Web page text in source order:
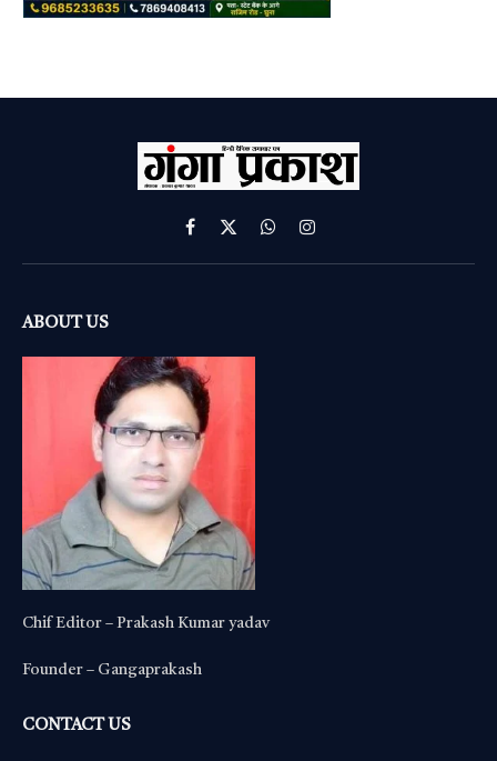
Facebook
X
(Twitter)
WhatsAppInstagram
ABOUT US
Chif Editor – Prakash Kumar yadav
Founder – Gangaprakash
CONTACT US